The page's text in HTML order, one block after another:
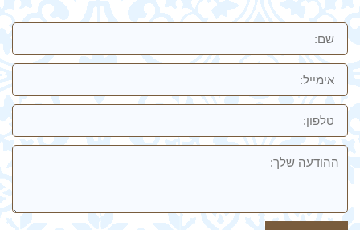
שם
אימייל
טלפון:
ההודעה
שלך